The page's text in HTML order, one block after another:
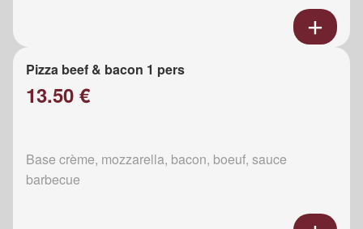
Pizza beef & bacon 1 pers
13.50 €
Base crème, mozzarella, bacon, boeuf, sauce
barbecue